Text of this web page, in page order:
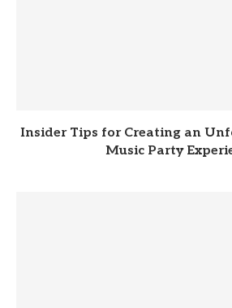
Insider Tips for Creating an
Music Party